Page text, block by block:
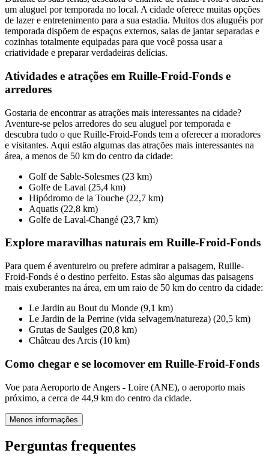
um aluguel por temporada no local. A cidade oferece muitas opções
de lazer e entretenimento para a sua estadia. Muitos dos aluguéis por
temporada dispõem de espaços externos, salas de jantar separadas e
cozinhas totalmente equipadas para que você possa usar a
criatividade e preparar verdadeiras delícias.
Atividades e atrações em Ruille-Froid-Fonds e
arredores
Gostaria de encontrar as atrações mais interessantes na cidade?
Aventure-se pelos arredores do seu aluguel por temporada e
descubra tudo o que Ruille-Froid-Fonds tem a oferecer a moradores
e visitantes. Aqui estão algumas das atrações mais interessantes na
área, a menos de 50 km do centro da cidade:
Golf de Sable-Solesmes (23 km)
Golfe de Laval (25,4 km)
Hipódromo de la Touche (22,7 km)
Aquatis (22,8 km)
Golfe de Laval-Changé (23,7 km)
Explore maravilhas naturais em Ruille-Froid-Fonds
Para quem é aventureiro ou prefere admirar a paisagem, Ruille-
Froid-Fonds é o destino perfeito. Estas são algumas das paisagens
mais exuberantes na área, em um raio de 50 km do centro da cidade:
Le Jardin au Bout du Monde (9,1 km)
Le Jardin de la Perrine (vida selvagem/natureza) (20,5 km)
Grutas de Saulges (20,8 km)
Château des Arcis (10 km)
Como chegar e se locomover em Ruille-Froid-Fonds
Voe para Aeroporto de Angers - Loire (ANE), o aeroporto mais
próximo, a cerca de 44,9 km do centro da cidade.
Menos informações
Perguntas frequentes